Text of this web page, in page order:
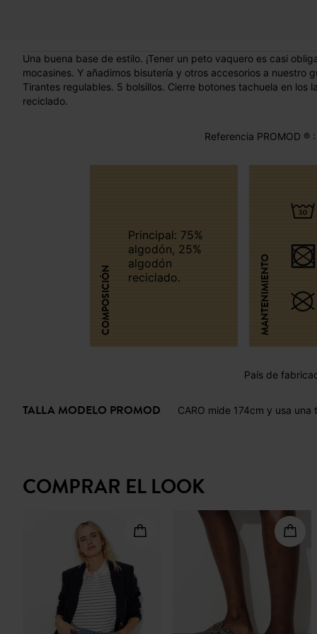
Una buena base de estilo. ¡Tener un peto vaquero es casi
mocasines. Y añadimos bisutería y otros accesorios a nuestro
Tirantes regulables. 5 bolsillos. Cierre botones tachuela en
reciclado.
Referencia PROMOD
COMPOSICIÓN
Principal: 75%
algodón, 25%
algodón
reciclado.
MANTENIMIENTO
País de
TALLA MODELO PROMOD CARO mide 174cm y usa una
COMPRAR EL LOOK